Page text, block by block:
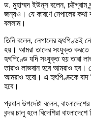
ড. মুহাম্মদ ইউনূস বলেন, চট্টগ্রাম
জন্যও। যে কারণে নেপালের কথা
বললাম।
তিনি বলেন, নেপালের হৃৎপিণ্ডই
হয়। আমরা তাদের সংযুক্ত
হৃৎপিণ্ডে যদি সংযুক্ত হয় তারা
তারাও লাভবান হবে আমরাও হব।
আমরাও হবো। এ হৃৎপিণ্ডকে বাদ
হবে।
প্রধান উপদেষ্টা বলেন,
বন্দর চালু হলে বিদেশিরা